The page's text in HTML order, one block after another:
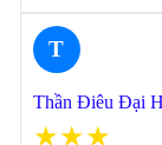
T
Thần Điêu Đại
★★★